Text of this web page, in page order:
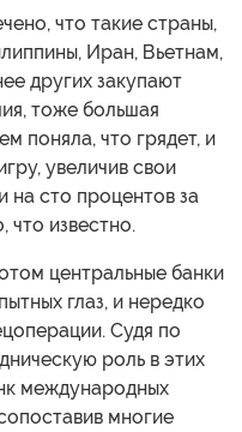
что такие страны,
Иран, Вьетнам,
других закупают
тоже большая
поняла, что грядет, и
увеличив свои
на сто процентов за
что известно.
центральные банки
глаз, и нередко
Судя по
роль в этих
международных
многие